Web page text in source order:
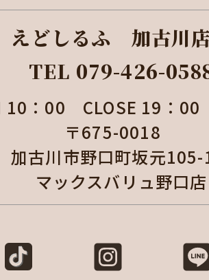
えどしるふ 加古
TEL 079-426-
10：00 CLOSE 19：
〒675-0018
加古川市野口町坂元
マックスバリュ野口店